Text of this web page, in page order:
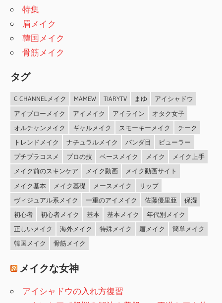
特集
眉メイク
韓国メイク
骨筋メイク
タグ
C CHANNELメイク MAMEW TIARYTV まゆ
アイシャドウ
アイブローメイク
アイメイク アイライン
オタク女子
オルチャンメイク
ギャルメイク スモーキーメイク
チーク
トレンドメイク
ナチュラルメイク パンダ目
ビューラー
プチプラコスメ
プロの技 ベースメイク メイク
メイク上手
メイク前のスキンケア
メイク動画
メイク動画サイト
メイク基本
メイク基礎 メースメイク
リップ
ヴィジュアル系メイク
一重のアイメイク 佐藤優里亜
保湿
初心者
初心者メイク 基本 基本メイク
年代別メイク
正しいメイク
海外メイク 特殊メイク 眉メイク
簡単メイク
韓国メイク
骨筋メイク
メイクな女神
アイシャドウの入れ方復習